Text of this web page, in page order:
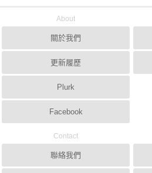
About
關於我們
更新履歷
Plurk
Facebook
Contact
聯絡我們